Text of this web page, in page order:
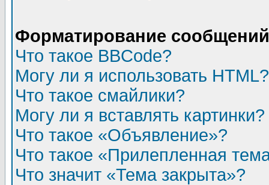
Форматирование
Что такое BBCode?
Могу ли я использовать HTML?
Что такое смайлики?
Могу ли я вставлять картинки?
Что такое «Объявление»?
Что такое «Прилепленная
Что значит «Тема закрыта»?